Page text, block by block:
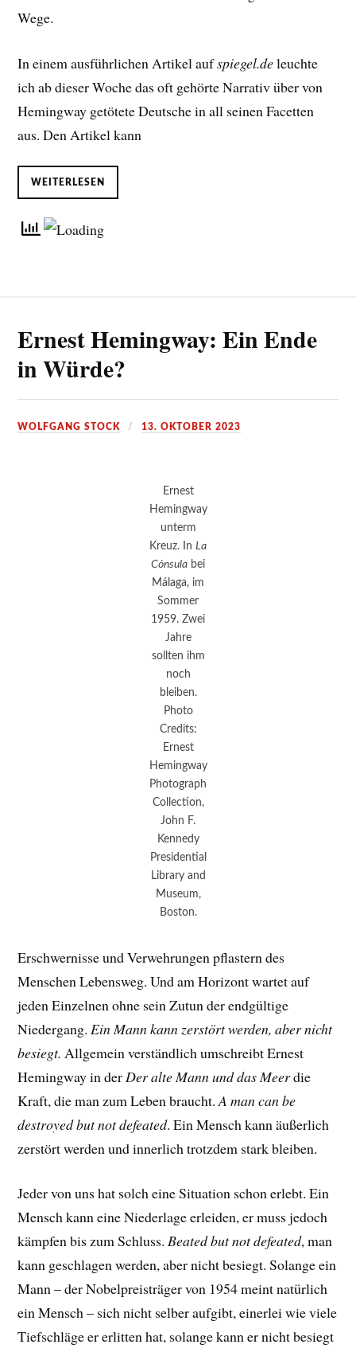
Wege.
In einem ausführlichen Artikel aufspiegel.deleuchte
ich ab dieser Woche das oft gehörte Narrativ über von
Hemingway getötete Deutsche in all seinen Facetten
aus. Den Artikel kann
WEITERLESEN
Ernest Hemingway: Ein Ende
in Würde?
WOLFGANG STOCK 13. OKTOBER 2023
Ernest
Hemingway
unterm
Kreuz. In La
Cónsula bei
Málaga, im
Sommer
1959. Zwei
Jahre
sollten ihm
noch
bleiben.
Photo
Credits:
Ernest
Hemingway
Photograph
Collection,
John F.
Kennedy
Presidential
Library and
Museum,
Boston.
Erschwernisse und Verwehrungen pflastern des
Menschen Lebensweg. Und am Horizont wartet auf
jeden Einzelnen ohne sein Zutun der endgültige
Niedergang. Ein Mann kann zerstört werden, aber nicht
besiegt. Allgemein verständlich umschreibt Ernest
Hemingway in der Der alte Mann und das Meerdie
Kraft, die man zum Leben braucht.A man can be
destroyed but not defeated. Ein Mensch kann äußerlich
zerstört werden und innerlich trotzdem stark bleiben.
Jeder von uns hat solch eine Situation schon erlebt. Ein
Mensch kann eine Niederlage erleiden, er muss jedoch
kämpfen bis zum Schluss.Beated but not defeated, man
kann geschlagen werden, aber nicht besiegt. Solange ein
Mann – der Nobelpreisträger von 1954 meint natürlich
ein Mensch – sich nicht selber aufgibt, einerlei wie viele
Tiefschläge er erlitten hat, solange kann er nicht besiegt